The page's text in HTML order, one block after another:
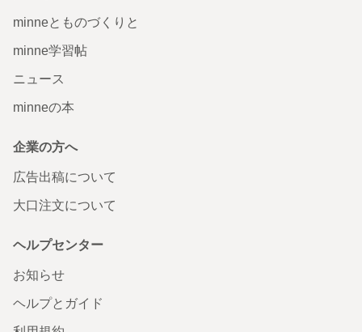
minneとものづくりと
minne学習帖
ニュース
minneの本
企業の方へ
広告出稿について
大口注文について
ヘルプセンター
お知らせ
ヘルプとガイド